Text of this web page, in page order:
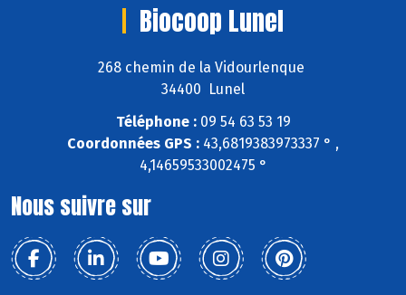
Biocoop Lunel
268 chemin de la Vidourlenque
34400 Lunel
Téléphone :09 54 63 53 19
Coordonnées GPS : 43,6819383973337 ° ,
4,14659533002475 °
Nous suivre sur